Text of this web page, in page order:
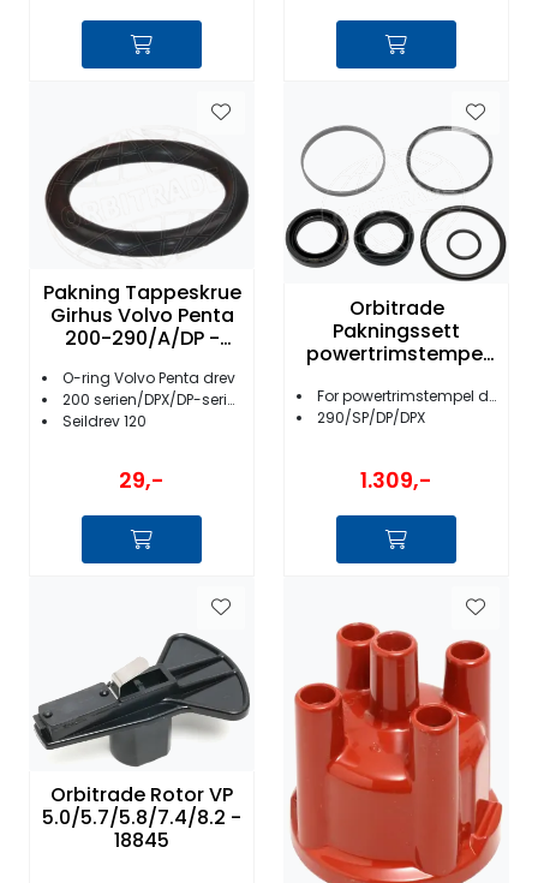
Pakning Tappeskrue
Girhus Volvo Penta
200-290/A/DP -
O-ring Volvo Penta drev
200 serien/DPX/DP-serien/SP-serie
Seildrev 120
29,-
Orbitrade
Pakningssett
powertrimstempel
For powertrimstempel drev
290/SP/DP/DPX
1.309,-
Orbitrade Rotor VP
5.0/5.7/5.8/7.4/8.2 -
18845